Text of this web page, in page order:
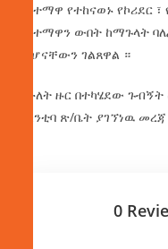
‎በከተማዋ የተከናወኑ
የከተማዋን ውበት ከማጉላት
መሆናቸውን ገልጸዋል ።
‎በሁለት ዙር በተካሄደው
ከከንቲባ ጽ/ቤት ያገኘነዉ መረጃ
0